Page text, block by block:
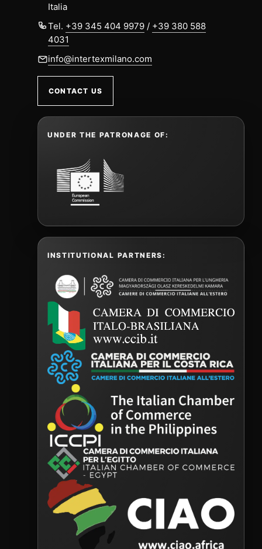
Italia
Tel. +39 345 404 9979 / +39 380 588
4031
info@intertexmilano.com
CONTACT US
UNDER THE PATRONAGE OF:
INSTITUTIONAL PARTNERS: